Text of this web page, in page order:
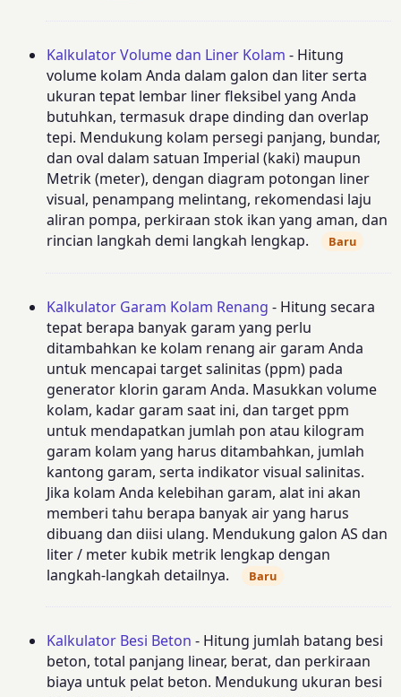
Kalkulator Volume dan Liner Kolam - Hitung
volume kolam Anda dalam galon dan liter serta
ukuran tepat lembar liner fleksibel yang Anda
butuhkan, termasuk drape dinding dan overlap
tepi. Mendukung kolam persegi panjang, bundar,
dan oval dalam satuan Imperial (kaki) maupun
Metrik (meter), dengan diagram potongan liner
visual, penampang melintang, rekomendasi laju
aliran pompa, perkiraan stok ikan yang aman, dan
rincian langkah demi langkah lengkap.
Baru
Kalkulator Garam Kolam Renang - Hitung secara
tepat berapa banyak garam yang perlu
ditambahkan ke kolam renang air garam Anda
untuk mencapai target salinitas (ppm) pada
generator klorin garam Anda. Masukkan volume
kolam, kadar garam saat ini, dan target ppm
untuk mendapatkan jumlah pon atau kilogram
garam kolam yang harus ditambahkan, jumlah
kantong garam, serta indikator visual salinitas.
Jika kolam Anda kelebihan garam, alat ini akan
memberi tahu berapa banyak air yang harus
dibuang dan diisi ulang. Mendukung galon AS dan
liter / meter kubik metrik lengkap dengan
langkah-langkah detailnya.
Baru
Kalkulator Besi Beton - Hitung jumlah batang besi
beton, total panjang linear, berat, dan perkiraan
biaya untuk pelat beton. Mendukung ukuran besi